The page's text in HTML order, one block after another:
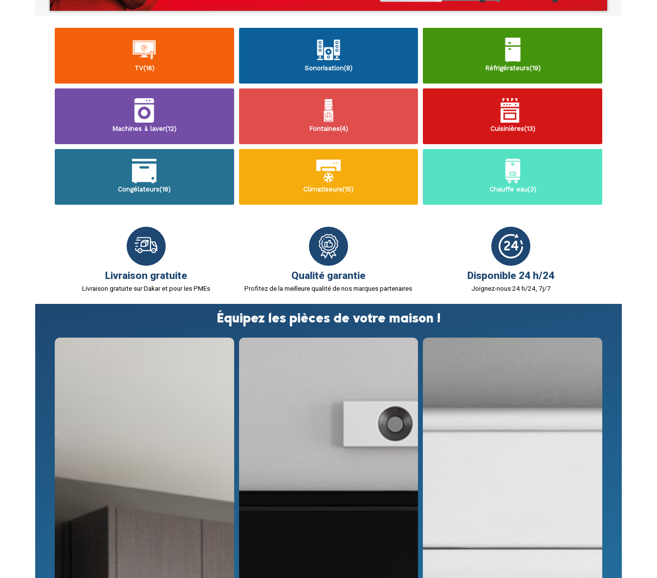
TV(16) Sonorisation(8) Réfrigérateurs(19)
Machines à laver(12) Fontaines(4) Cuisinières(13)
Congélateurs(18) Climatiseurs(15) Chauffe eau(3)
Livraison gratuite
Livraison gratuite sur Dakar et pour les PMEs
Qualité garantie
Profitez de la meilleure qualité de nos marques partenaires
Disponible 24 h/24
Joignez-nous 24 h/24, 7j/7
Équipez les pièces de votre maison !